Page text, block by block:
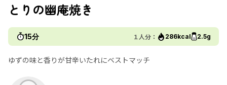
とりの幽庵焼き
15分 １人分： 286kcal 2.5g
ゆずの味と香りが甘辛いたれにベストマッチ